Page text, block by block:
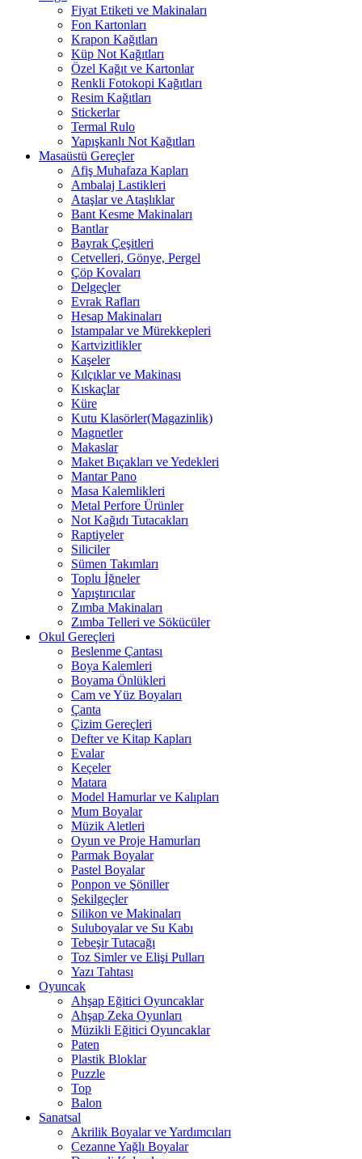
Fiyat Etiketi ve Makinaları
Fon Kartonları
Krapon Kağıtları
Küp Not Kağıtları
Özel Kağıt ve Kartonlar
Renkli Fotokopi Kağıtları
Resim Kağıtları
Stickerlar
Termal Rulo
Yapışkanlı Not Kağıtları
Masaüstü Gereçler
Afiş Muhafaza Kapları
Ambalaj Lastikleri
Ataşlar ve Ataşlıklar
Bant Kesme Makinaları
Bantlar
Bayrak Çeşitleri
Cetvelleri, Gönye, Pergel
Çöp Kovaları
Delgeçler
Evrak Rafları
Hesap Makinaları
Istampalar ve Mürekkepleri
Kartvizitlikler
Kaşeler
Kılçıklar ve Makinası
Kıskaçlar
Küre
Kutu Klasörler(Magazinlik)
Magnetler
Makaslar
Maket Bıçakları ve Yedekleri
Mantar Pano
Masa Kalemlikleri
Metal Perfore Ürünler
Not Kağıdı Tutacakları
Raptiyeler
Siliciler
Sümen Takımları
Toplu İğneler
Yapıştırıcılar
Zımba Makinaları
Zımba Telleri ve Sökücüler
Okul Gereçleri
Beslenme Çantası
Boya Kalemleri
Boyama Önlükleri
Cam ve Yüz Boyaları
Çanta
Çizim Gereçleri
Defter ve Kitap Kapları
Evalar
Keçeler
Matara
Model Hamurlar ve Kalıpları
Mum Boyalar
Müzik Aletleri
Oyun ve Proje Hamurları
Parmak Boyalar
Pastel Boyalar
Ponpon ve Şöniller
Şekilgeçler
Silikon ve Makinaları
Suluboyalar ve Su Kabı
Tebeşir Tutacağı
Toz Simler ve Elişi Pulları
Yazı Tahtası
Oyuncak
Ahşap Eğitici Oyuncaklar
Ahşap Zeka Oyunları
Müzikli Eğitici Oyuncaklar
Paten
Plastik Bloklar
Puzzle
Top
Balon
Sanatsal
Akrilik Boyalar ve Yardımcıları
Cezanne Yağlı Boyalar